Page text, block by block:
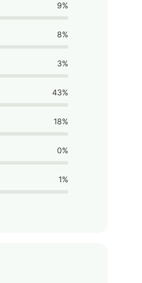
9%
8%
3%
43%
18%
0%
1%